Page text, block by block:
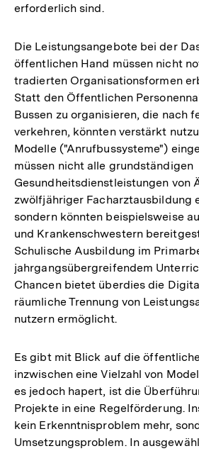
erforderlich sind.
Die Leistungsangebote bei der
öffentlichen Hand müssen nicht
tradierten Organisationsformen
Statt den Öffentlichen
Bussen zu organisieren, die nach
verkehren, könnten verstärkt
Modelle ("Anrufbussysteme")
müssen nicht alle grundständigen
Gesundheitsdienstleistungen von
zwölfjähriger Facharztausbildung
sondern könnten beispielsweise
und Krankenschwestern
Schulische Ausbildung im
jahrgangsübergreifendem
Chancen bietet überdies die
räumliche Trennung von
nutzern ermöglicht.
Es gibt mit Blick auf die
inzwischen eine Vielzahl von
es jedoch hapert, ist die
Projekte in eine Regelförderung.
kein Erkenntnisproblem mehr,
Umsetzungsproblem. In